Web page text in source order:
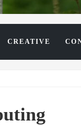
CREATIVE